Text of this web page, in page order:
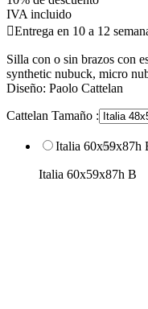
IVA incluido
Entrega en 10 a 12
Silla con o sin brazos con
synthetic nubuck, micro
Diseño: Paolo Cattelan
Cattelan Tamaño :
Italia 60x59x87h
Italia 60x59x87h B